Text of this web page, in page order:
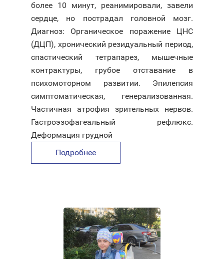
более 10 минут, реанимировали, завели
сердце, но пострадал головной мозг.
Диагноз: Органическое поражение ЦНС
(ДЦП), хронический резидуальный период,
спастический тетрапарез, мышечные
контрактуры, грубое отставание в
психомоторном развитии. Эпилепсия
симптоматическая, генерализованная.
Частичная атрофия зрительных нервов.
Гастроэзофагеальный рефлюкс.
Деформация грудной
Подробнее